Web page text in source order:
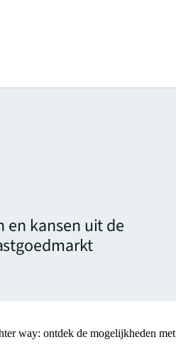
en kansen uit de
way: ontdek de mogelijkheden met